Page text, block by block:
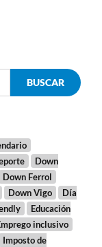
Down
Down Ferrol
Down Vigo
Día
Educación
inclusivo
Imposto de